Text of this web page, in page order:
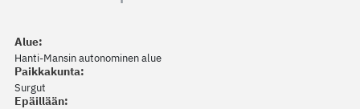
Alue:
Hanti-Mansin autonominen alue
Paikkakunta:
Surgut
Epäillään: